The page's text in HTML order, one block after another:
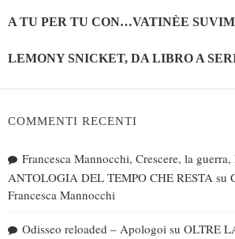
A TU PER TU CON…VATINÈE
LEMONY SNICKET, DA LIBRO A
COMMENTI RECENTI
Francesca Mannocchi, Crescere, la
ANTOLOGIA DEL TEMPO CHE RESTA su
Francesca Mannocchi
Odisseo reloaded – Apologoi su OLTRE